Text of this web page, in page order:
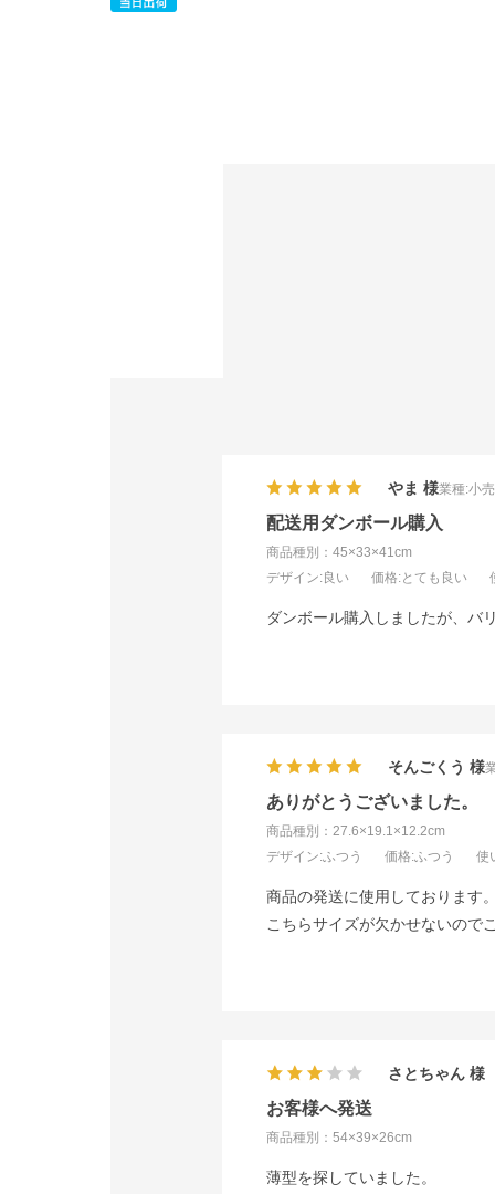
配送用ダンボール購入
商品種別：45×33×41cm
デザイン:良い 価格:とても良い
やま 業種:小
ダンボール購入しましたが、バ
ありがとうございました。
商品種別：27.6×19.1×12.2cm
デザイン:ふつう 価格:ふつう 使
そんごくう
商品の発送に使用しております
こちらサイズが欠かせないので
お客様へ発送
商品種別：54×39×26cm
さとちゃん
薄型を探していました。